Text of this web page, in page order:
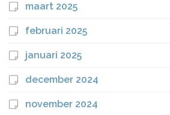
maart 2025
februari 2025
januari 2025
december 2024
november 2024